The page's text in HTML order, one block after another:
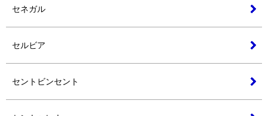
セネガル
セルビア
セントビンセント